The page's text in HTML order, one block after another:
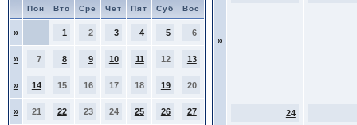
Пон Вто Сре Чет Пят Суб Вос
» 1 2 3 4 5 6
» 7 8 9 10 11 12 13
» 14 15 16 17 18 19 20
» 21 22 23 24 25 26 27
»
24